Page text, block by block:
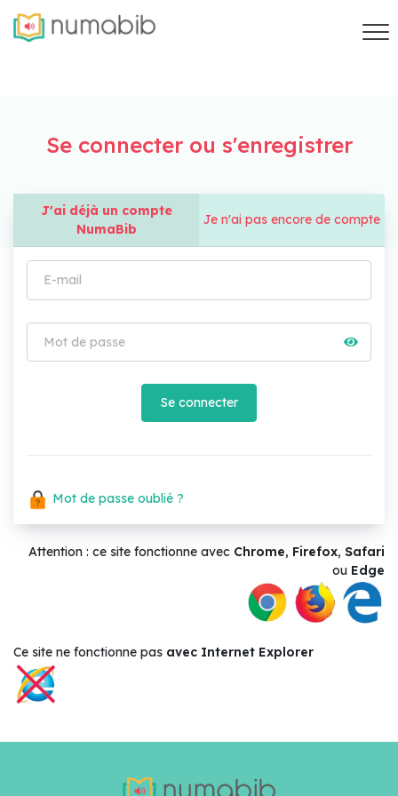
Se connecter ou s'enregistrer
J'ai déjà un compte
NumaBib
Je n'ai pas encore de compte
Se connecter
Mot de passe oublié ?
Attention : ce site fonctionne avec Chrome, Firefox, Safari
ou Edge
Ce site ne fonctionne pas avec Internet Explorer